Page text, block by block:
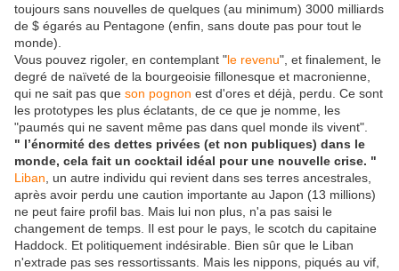
toujours sans nouvelles de quelques (au minimum) 3000 milliards
de $ égarés au Pentagone (enfin, sans doute pas pour tout le
monde).
Vous pouvez rigoler, en contemplant "le revenu", et finalement, le
degré de naïveté de la bourgeoisie fillonesque et macronienne,
qui ne sait pas que son pognon est d'ores et déjà, perdu. Ce sont
les prototypes les plus éclatants, de ce que je nomme, les
"paumés qui ne savent même pas dans quel monde ils vivent".
" l’énormité des dettes privées (et non publiques) dans le
monde, cela fait un cocktail idéal pour une nouvelle crise. "
Liban , un autre individu qui revient dans ses terres ancestrales,
après avoir perdu une caution importante au Japon (13 millions)
ne peut faire profil bas. Mais lui non plus, n'a pas saisi le
changement de temps. Il est pour le pays, le scotch du capitaine
Haddock. Et politiquement indésirable. Bien sûr que le Liban
n'extrade pas ses ressortissants. Mais les nippons, piqués au vif,